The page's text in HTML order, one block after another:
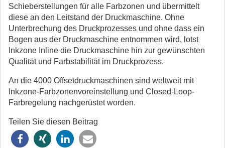
Schieberstellungen für alle Farbzonen und übermittelt
diese an den Leitstand der Druckmaschine. Ohne
Unterbrechung des Druckprozesses und ohne dass ein
Bogen aus der Druckmaschine entnommen wird, lotst
Inkzone Inline die Druckmaschine hin zur gewünschten
Qualität und Farbstabilität im Druckprozess.
An die 4000 Offsetdruckmaschinen sind weltweit mit
Inkzone-Farbzonenvoreinstellung und Closed-Loop-
Farbregelung nachgerüstet worden.
Teilen Sie diesen Beitrag